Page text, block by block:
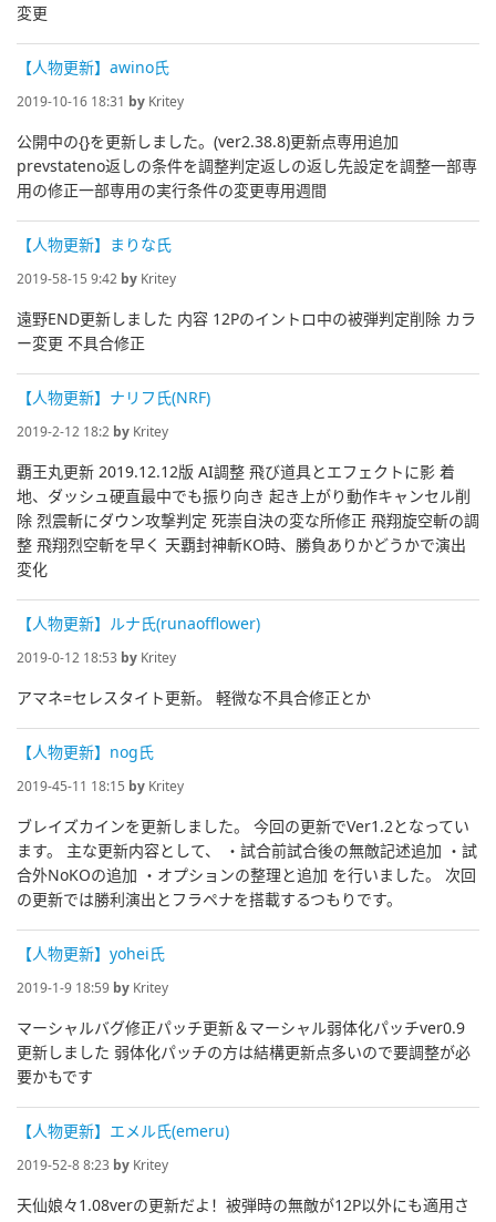
変更
【人物更新】awino氏
2019-10-16 18:31 by Kritey
公開中の{}を更新しました。(ver2.38.8)更新点専用追加
prevstateno返しの条件を調整判定返しの返し先設定を調整一部専
用の修正一部専用の実行条件の変更専用週間
【人物更新】まりな氏
2019-58-15 9:42 by Kritey
遠野END更新しました 内容 12Pのイントロ中の被弾判定削除 カラ
ー変更 不具合修正
【人物更新】ナリフ氏(NRF)
2019-2-12 18:2 by Kritey
覇王丸更新 2019.12.12版 AI調整 飛び道具とエフェクトに影 着
地、ダッシュ硬直最中でも振り向き 起き上がり動作キャンセル削
除 烈震斬にダウン攻撃判定 死崇自決の変な所修正 飛翔旋空斬の調
整 飛翔烈空斬を早く 天覇封神斬KO時、勝負ありかどうかで演出
変化
【人物更新】ルナ氏(runaofflower)
2019-0-12 18:53 by Kritey
アマネ=セレスタイト更新。 軽微な不具合修正とか
【人物更新】nog氏
2019-45-11 18:15 by Kritey
ブレイズカインを更新しました。 今回の更新でVer1.2となってい
ます。 主な更新内容として、 ・試合前試合後の無敵記述追加 ・試
合外NoKOの追加 ・オプションの整理と追加 を行いました。 次回
の更新では勝利演出とフラペナを搭載するつもりです。
【人物更新】yohei氏
2019-1-9 18:59 by Kritey
マーシャルバグ修正パッチ更新＆マーシャル弱体化パッチver0.9
更新しました 弱体化パッチの方は結構更新点多いので要調整が必
要かもです
【人物更新】エメル氏(emeru)
2019-52-8 8:23 by Kritey
天仙娘々1.08verの更新だよ！被弾時の無敵が12P以外にも適用さ